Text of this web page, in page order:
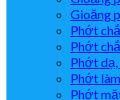
Gioăng
Phớt
Phớt
Phớt dạ,
Phớt
Phớt